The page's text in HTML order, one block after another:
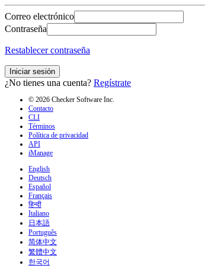
Correo electrónico
Contraseña
Restablecer contraseña
Iniciar sesión
¿No tienes una cuenta? Regístrate
© 2026 Checker Software Inc.
Contacto
CLI
Términos
Política de privacidad
API
iManage
English
Deutsch
Español
Français
हिन्दी
Italiano
日本語
Português
简体中文
繁體中文
한국어